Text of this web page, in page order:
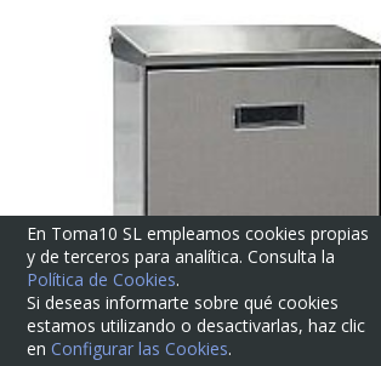
En Toma10 SL empleamos cookies propias
y de terceros para analítica. Consulta la
Política de Cookies.
Si deseas informarte sobre qué cookies
estamos utilizando o desactivarlas, haz clic
en Configurar las Cookies.